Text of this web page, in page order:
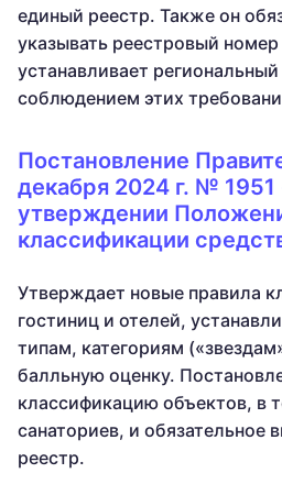
единый реестр. Также он
указывать реестровый
устанавливает
соблюдением этих
Постановление
декабря 2024 г. №
утверждении
классификации
Утверждает новые правила
гостиниц и отелей,
типам, категориям
балльную оценку.
классификацию объектов, в
санаториев, и обязательное
реестр.